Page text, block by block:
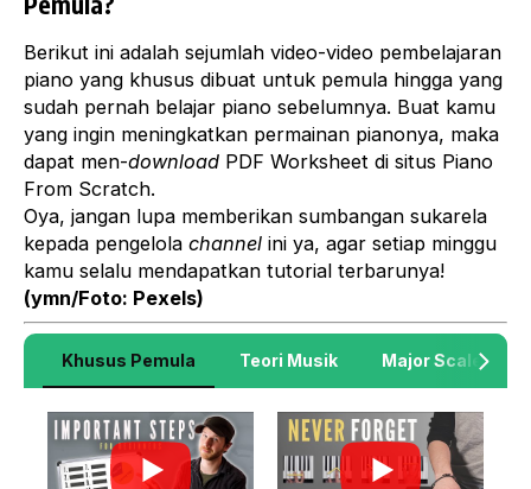
Berikut ini adalah sejumlah video-video pembelajaran
piano yang khusus dibuat untuk pemula hingga yang
sudah pernah belajar piano sebelumnya. Buat kamu
yang ingin meningkatkan permainan pianonya, maka
dapat men-download PDF Worksheet di situs Piano
From Scratch.
Oya, jangan lupa memberikan sumbangan sukarela
kepada pengelola channel ini ya, agar setiap minggu
kamu selalu mendapatkan tutorial terbarunya!
(ymn/Foto: Pexels)
Khusus Pemula Teori Musik Major Scale